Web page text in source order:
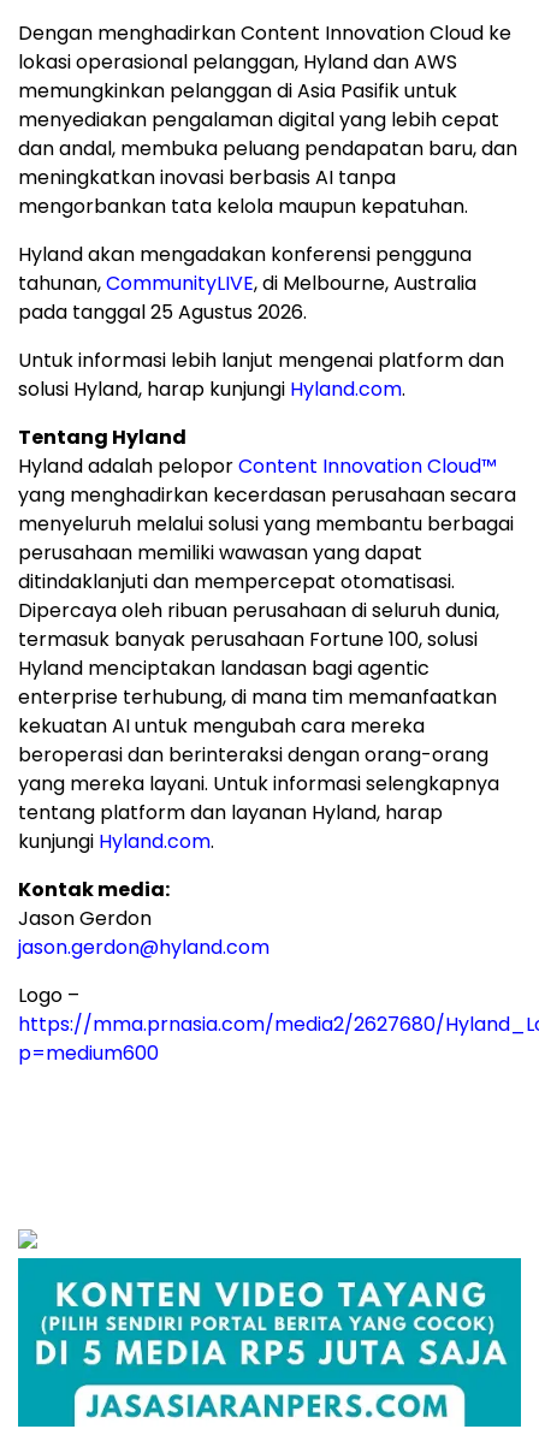
Dengan menghadirkan Content Innovation Cloud ke
lokasi operasional pelanggan, Hyland dan AWS
memungkinkan pelanggan di Asia Pasifik untuk
menyediakan pengalaman digital yang lebih cepat
dan andal, membuka peluang pendapatan baru, dan
meningkatkan inovasi berbasis AI tanpa
mengorbankan tata kelola maupun kepatuhan.
Hyland akan mengadakan konferensi pengguna
tahunan,CommunityLIVE, di Melbourne, Australia
pada tanggal 25 Agustus 2026.
Untuk informasi lebih lanjut mengenai platform dan
solusi Hyland, harap kunjungi Hyland.com.
Tentang Hyland
Hyland adalah peloporContent Innovation Cloud™
yang menghadirkan kecerdasan perusahaan secara
menyeluruh melalui solusi yang membantu berbagai
perusahaan memiliki wawasan yang dapat
ditindaklanjuti dan mempercepat otomatisasi.
Dipercaya oleh ribuan perusahaan di seluruh dunia,
termasuk banyak perusahaan Fortune 100, solusi
Hyland menciptakan landasan bagi agentic
enterprise terhubung, di mana tim memanfaatkan
kekuatan AI untuk mengubah cara mereka
beroperasi dan berinteraksi dengan orang-orang
yang mereka layani. Untuk informasi selengkapnya
tentang platform dan layanan Hyland, harap
kunjungi Hyland.com.
Kontak media:
Jason Gerdon
jason.gerdon@hyland.com
Logo –
https://mma.prnasia.com/media2/2627680/
p=medium600